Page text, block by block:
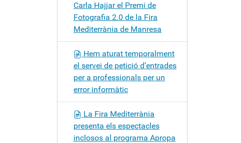
Carla Hajjar el Premi de
Fotografia 2.0 de la Fira
Mediterrània de Manresa
Hem aturat temporalment
el servei de petició d’entrades
per a professionals per un
error informàtic
La Fira Mediterrània
presenta els espectacles
inclosos al programa Apropa